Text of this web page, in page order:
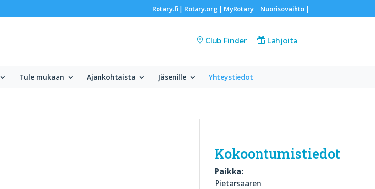
Rotary.fi| Rotary.org | MyRotary | Nuorisovaihto|
Club Finder Lahjoita
Tule mukaan Ajankohtaista Jäsenille Yhteystiedot
Kokoontumistiedot
Paikka:
Pietarsaaren